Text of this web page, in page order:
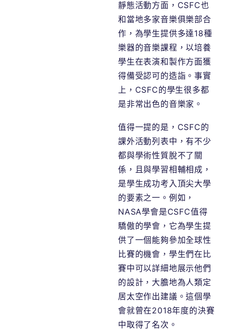
靜態活動方面，CSFC也
和當地多家音樂俱樂部合
作，為學生提供多達18種
樂器的音樂課程，以培養
學生在表演和製作方面獲
得備受認可的造詣。事實
上，CSFC的學生很多都
是非常出色的音樂家。
值得一提的是，CSFC的
課外活動列表中，有不少
都與學術性質脫不了關
係，且與學習相輔相成，
是學生成功考入頂尖大學
的要素之一。例如，
NASA學會是CSFC值得
驕傲的學會，它為學生提
供了一個能夠參加全球性
比賽的機會，學生們在比
賽中可以詳細地展示他們
的設計，大膽地為人類定
居太空作出建議。這個學
會就曾在2018年度的決賽
中取得了名次。